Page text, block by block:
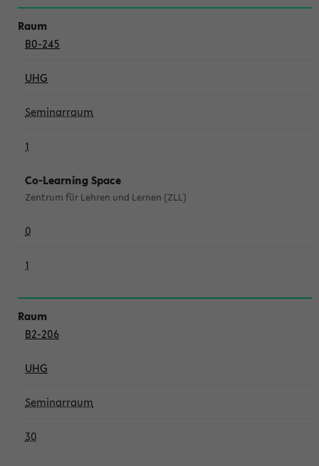
B0-245
UHG
Seminarraum
1
Co-Learning Space
Zentrum für Lehren und Lernen (ZLL)
0
1
B2-206
UHG
Seminarraum
30